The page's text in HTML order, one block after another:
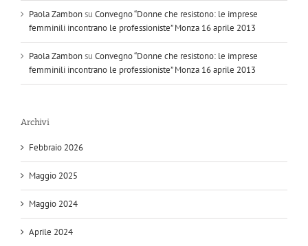
Paola Zambonsu Convegno “Donne che resistono: le imprese
femminili incontrano le professioniste” Monza 16 aprile 2013
Paola Zambonsu Convegno “Donne che resistono: le imprese
femminili incontrano le professioniste” Monza 16 aprile 2013
Archivi
Febbraio 2026
Maggio 2025
Maggio 2024
Aprile 2024